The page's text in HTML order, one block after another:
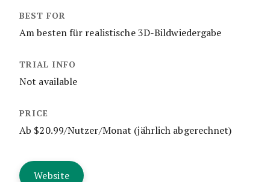
Am besten für realistische 3D-Bildwiedergabe
Not available
Ab $20.99/Nutzer/Monat (jährlich abgerechnet)
Website